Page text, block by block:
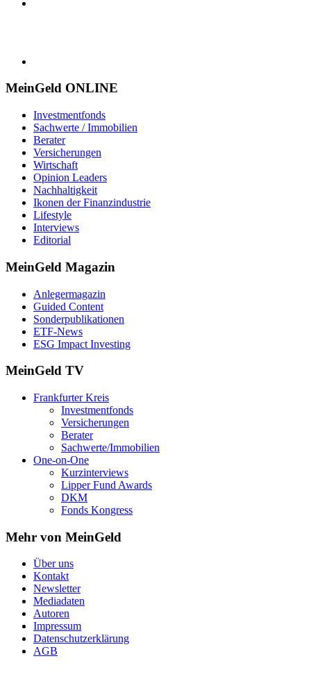
MeinGeld ONLINE
Investmentfonds
Sachwerte / Immobilien
Berater
Versicherungen
Wirtschaft
Opinion Leaders
Nachhaltigkeit
Ikonen der Finanzindustrie
Lifestyle
Interviews
Editorial
MeinGeld Magazin
Anlegermagazin
Guided Content
Sonderpublikationen
ETF-News
ESG Impact Investing
MeinGeld TV
Frankfurter Kreis
Investmentfonds
Versicherungen
Berater
Sachwerte/Immobilien
One-on-One
Kurzinterviews
Lipper Fund Awards
DKM
Fonds Kongress
Mehr von MeinGeld
Über uns
Kontakt
Newsletter
Mediadaten
Autoren
Impressum
Datenschutzerklärung
AGB